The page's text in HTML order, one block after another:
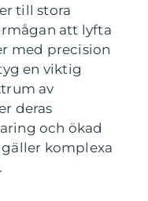
till stora
att lyfta
med precision
en viktig
av
deras
och ökad
komplexa